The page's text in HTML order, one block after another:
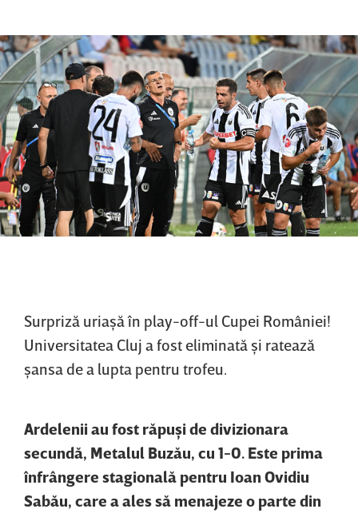
Surpriză uriaşă în play-off-ul Cupei României!
Universitatea Cluj a fost eliminată şi ratează
şansa de a lupta pentru trofeu.
Ardelenii au fost răpuşi de divizionara
secundă, Metalul Buzău, cu 1-0. Este prima
înfrângere stagională pentru Ioan Ovidiu
Sabău, care a ales să menajeze o parte din